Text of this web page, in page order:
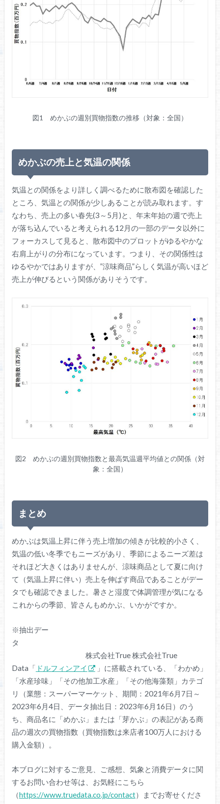
図1 めかぶの週別買物指数の推移（対象：全国）
めかぶの売上と気温の関係
気温との関係をより詳しく調べるために散布図を確認した
ところ、気温との関係が少しあることが読み取れます。す
なわち、売上の多い春先(3～5月)と、年末年始の週で売上
が落ち込んでいると考えられる12月の一部のデータ以外に
フォーカスして見ると、散布図中のプロットがゆるやかな
右肩上がりの分布になっています。つまり、その関係性は
ゆるやかではありますが、”涼味商品”らしく気温が高いほど
売上が伸びるという関係がありそうです。
図2 めかぶの週別買物指数と最高気温週平均値との関係（対
象：全国）
まとめ
めかぶは気温上昇に伴う売上増加の傾きが比較的小さく、
気温の低い冬季でもニーズがあり、季節によるニーズ差は
それほど大きくはありませんが、涼味商品として夏に向け
て（気温上昇に伴い）売上を伸ばす商品であることがデー
タでも確認できました。暑さと湿度で体調管理が気になる
これからの季節、皆さんもめかぶ、いかがですか。
※抽出デー
タ
株式会社True 株式会社True
Data「 ドルフィンアイ
」に搭載されている、「わかめ」
「水産珍味」「その他加工水産」「その他海藻類」カテゴ
リ（業態：スーパーマーケット、期間：2021年6月7日～
2023年6月4日、データ抽出日：2023年6月16日）のう
ち、商品名に「めかぶ」または「芽かぶ」の表記がある商
品の週次の買物指数（買物指数は来店者100万人における
購入金額）。
本ブログに対するご意見、ご感想、気象と消費データに関
するお問い合わせ等は、お気軽にこちら
（https://www.truedata.co.jp/contact）までお寄せくださ